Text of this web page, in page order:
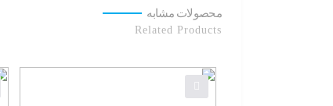
محصولات مشابه
Related Products